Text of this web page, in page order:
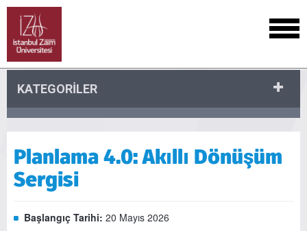
KATEGORİLER
Planlama 4.0: Akıllı Dönüşüm
Sergisi
Başlangıç Tarihi: 20 Mayıs 2026